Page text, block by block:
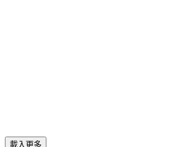
載入更多